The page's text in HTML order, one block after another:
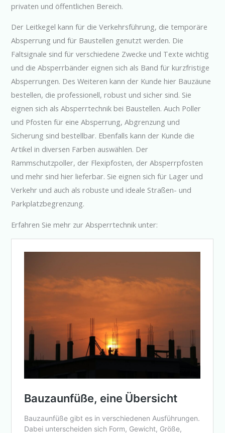
privaten und öffentlichen Bereich.
Der Leitkegel kann für die Verkehrsführung, die temporäre
Absperrung und für Baustellen genutzt werden. Die
Faltsignale sind für verschiedene Zwecke und Texte wichtig
und die Absperrbänder eignen sich als Band für kurzfristige
Absperrungen. Des Weiteren kann der Kunde hier Bauzäune
bestellen, die professionell, robust und sicher sind. Sie
eignen sich als Absperrtechnik bei Baustellen. Auch Poller
und Pfosten für eine Absperrung, Abgrenzung und
Sicherung sind bestellbar. Ebenfalls kann der Kunde die
Artikel in diversen Farben auswählen. Der
Rammschutzpoller, der Flexipfosten, der Absperrpfosten
und mehr sind hier lieferbar. Sie eignen sich für Lager und
Verkehr und auch als robuste und ideale Straßen- und
Parkplatzbegrenzung.
Erfahren Sie mehr zur Absperrtechnik unter: